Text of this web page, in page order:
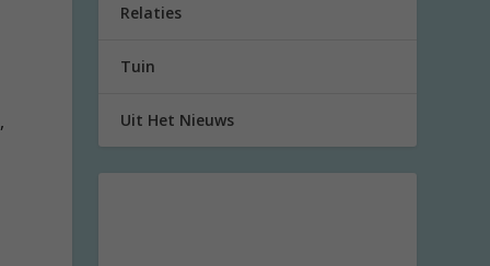
Relaties
Tuin
Uit Het Nieuws